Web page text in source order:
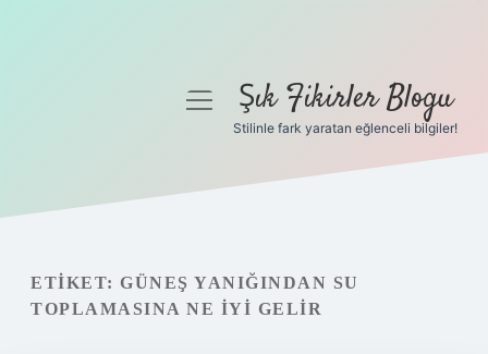
Gizlilik Politikası
Hakkımızda
menüyüŞık Fikirler Blogu
Stilinle fark yaratan eğlenceli bilgiler!
ETIKET: GÜNEŞ YANIĞINDAN SU
TOPLAMASINA NE IYI GELIR